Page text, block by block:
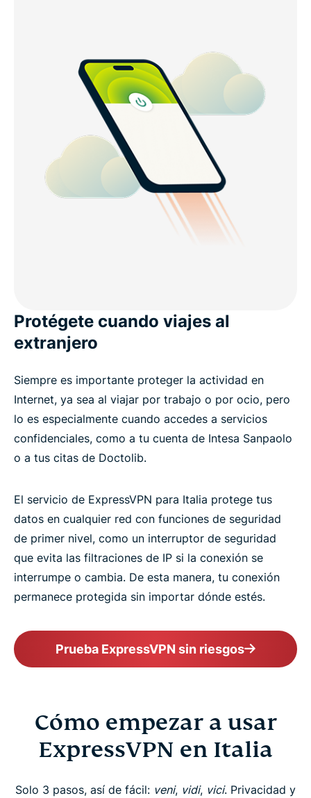
Protégete cuando viajes al
extranjero
Siempre es importante proteger la actividad en
Internet, ya sea al viajar por trabajo o por ocio, pero
lo es especialmente cuando accedes a servicios
confidenciales, como a tu cuenta de Intesa Sanpaolo
o a tus citas de Doctolib.
El servicio de ExpressVPN para Italia protege tus
datos en cualquier red con funciones de seguridad
de primer nivel, como un interruptor de seguridad
que evita las filtraciones de IP si la conexión se
interrumpe o cambia. De esta manera, tu conexión
permanece protegida sin importar dónde estés.
Prueba ExpressVPN sin riesgos
Cómo empezar a usar
ExpressVPN en Italia
Solo 3 pasos, así de fácil: veni, vidi, vici. Privacidad y